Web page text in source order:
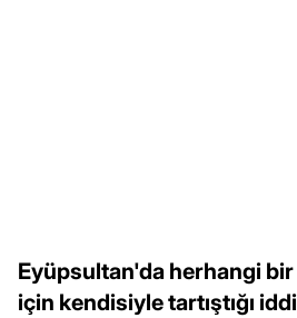
Eyüpsultan'da herhangi bir
için kendisiyle tartıştığı